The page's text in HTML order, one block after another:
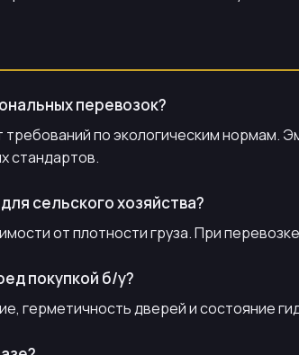
перевозок?
по экологическим нормам.
стандартов.
сельского хозяйства?
от плотности груза. При
покупкой б/у?
герметичность дверей и состояние